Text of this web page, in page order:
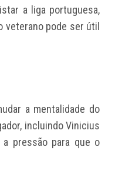
a liga portuguesa,
veterano pode ser útil
a mentalidade do
incluindo Vinicius
pressão para que o